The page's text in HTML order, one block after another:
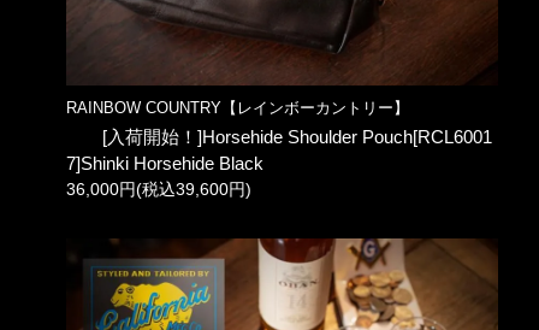
RAINBOW COUNTRY【レインボーカントリー】
[入荷開始！]Horsehide Shoulder Pouch[RCL6001
7]Shinki Horsehide Black
36,000円(税込39,600円)